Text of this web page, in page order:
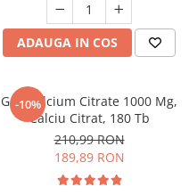
ADAUGA IN COS
-10%
Gnc Calcium Citrate 1000 Mg,
Calciu Citrat, 180 Tb
210,99 RON
189,89 RON